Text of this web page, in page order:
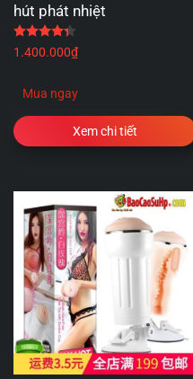
hút phát nhiệt
1.400.000₫
Mua ngay
Xem chi tiết